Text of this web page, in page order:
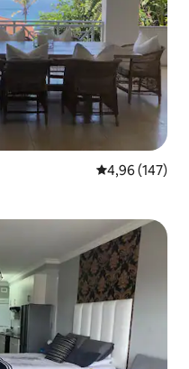
Nilai rata-rata
4,96 (147)